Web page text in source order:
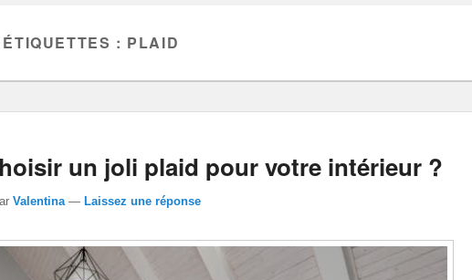
: PLAID
un joli plaid pour votre intérieur ?
Valentina — Laissez une réponse